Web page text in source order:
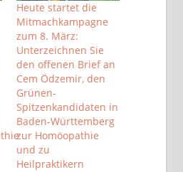
Heute startet die
Mitmachkampagne
zum 8. März:
Unterzeichnen Sie
den offenen Brief an
Cem Ödzemir, den
Grünen-
Spitzenkandidaten in
Baden-Württemberg
zur Homöopathie
und zu
Heilpraktikern